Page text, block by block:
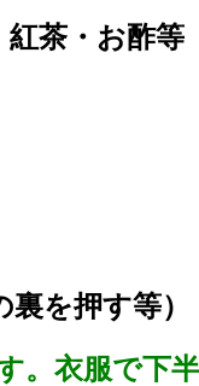
茶・お酢等
を押す等）
。衣服で下